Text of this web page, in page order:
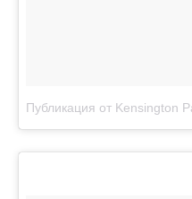
Публикация от Kensington